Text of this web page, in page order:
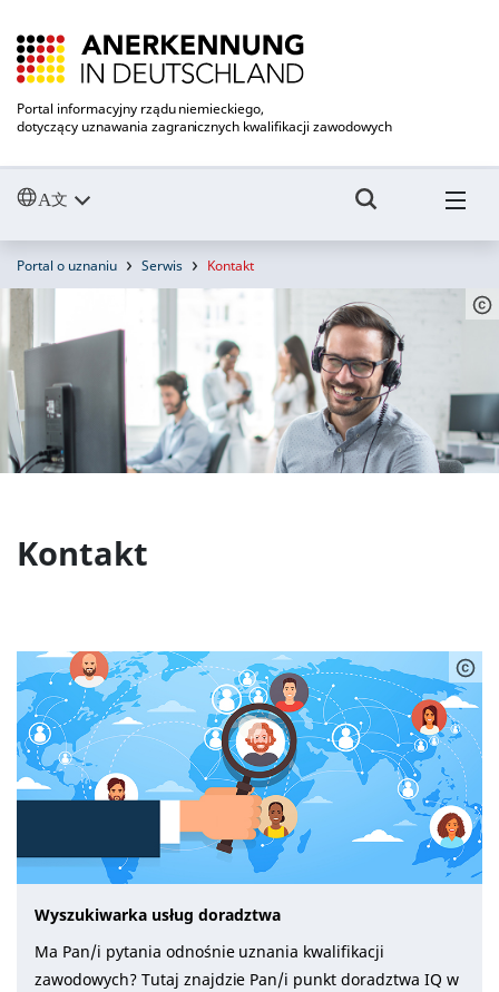
Portal informacyjny rządu niemieckiego,
dotyczący uznawania zagranicznych kwalifikacji zawodowych
Portal o uznaniu Serwis Kontakt
Kontakt
Wyszukiwarka usług doradztwa
Ma Pan/i pytania odnośnie uznania kwalifikacji
zawodowych? Tutaj znajdzie Pan/i punkt doradztwa IQ w